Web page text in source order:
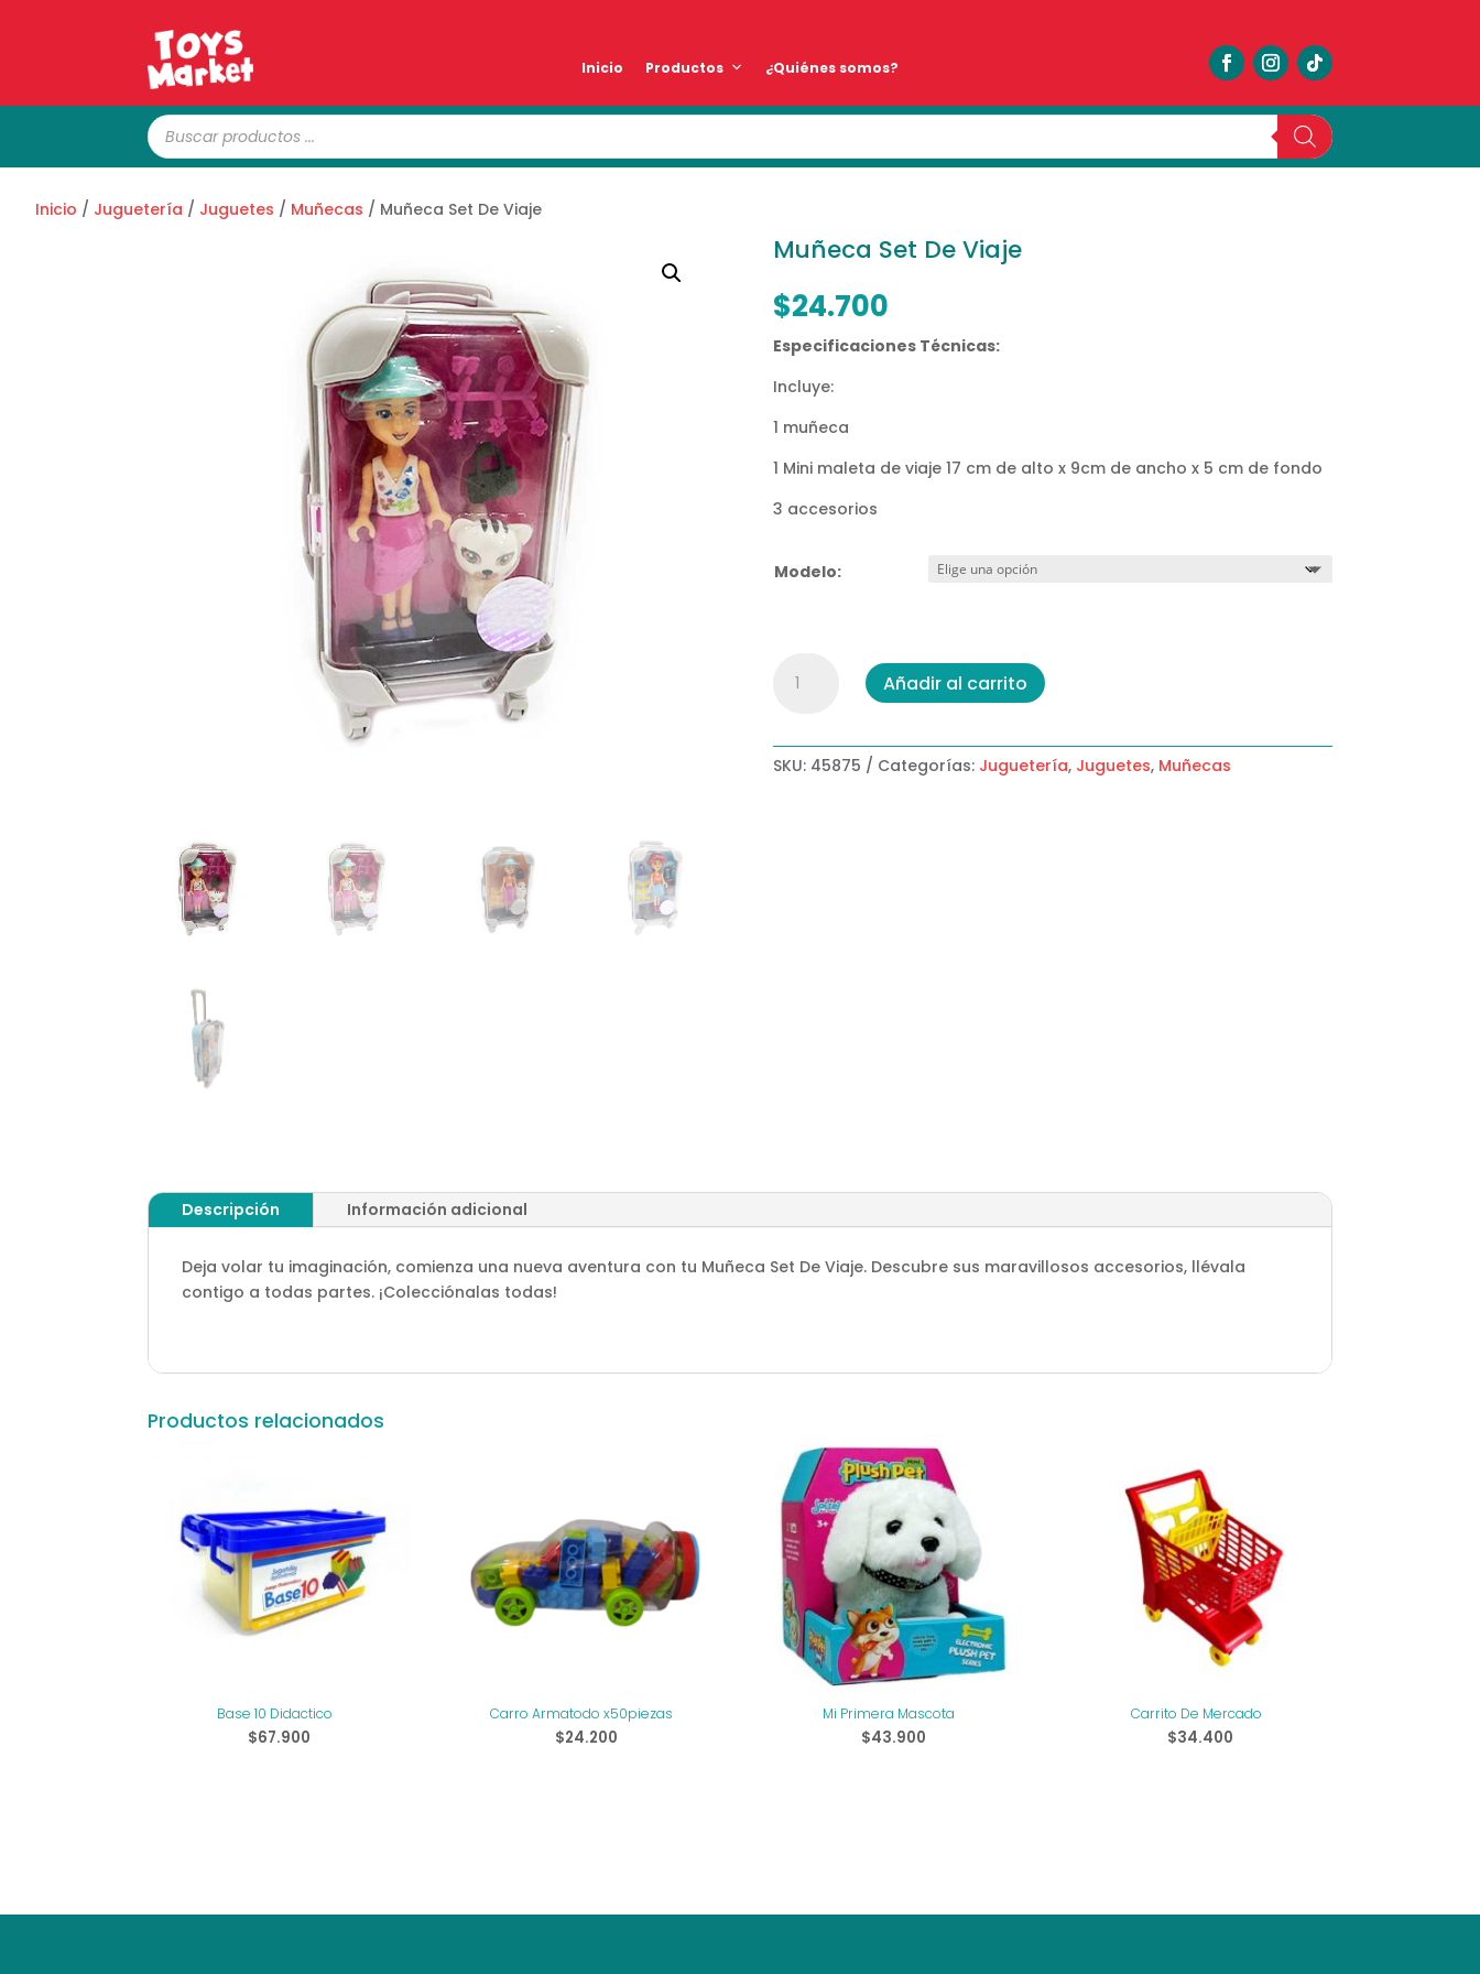
Inicio Productos ¿Quiénes somos?
Búsqueda
de
productos
Inicio / Juguetería / Juguetes / Muñecas / Muñeca Set De Viaje
Muñeca Set De Viaje
$24.700
Especificaciones Técnicas:
Incluye:
1 muñeca
1 Mini maleta de viaje 17 cm de alto x 9cm de ancho x 5 cm de fondo
3 accesorios
Modelo:
cantidad
Añadir al carrito
SKU: 45875 Categorías: Juguetería, Juguetes, Muñecas
Descripción Información adicional
Deja volar tu imaginación, comienza una nueva aventura con tu Muñeca Set De Viaje. Descubre sus maravillosos accesorios, llévala
contigo a todas partes. ¡Colecciónalas todas!
Productos relacionados
Base 10 Didactico
$67.900
Carro Armatodo x50piezas
$24.200
Mi Primera Mascota
$43.900
Carrito De Mercado
$34.400